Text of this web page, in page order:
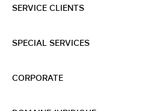
SERVICE CLIENTS
SPECIAL SERVICES
CORPORATE